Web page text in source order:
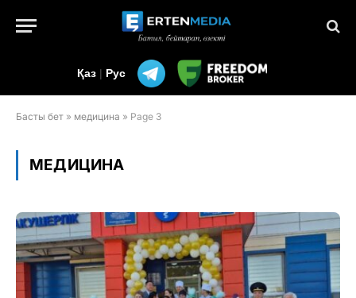
Қаз | Рус
Басты бет » медицина » Page 3
МЕДИЦИНА